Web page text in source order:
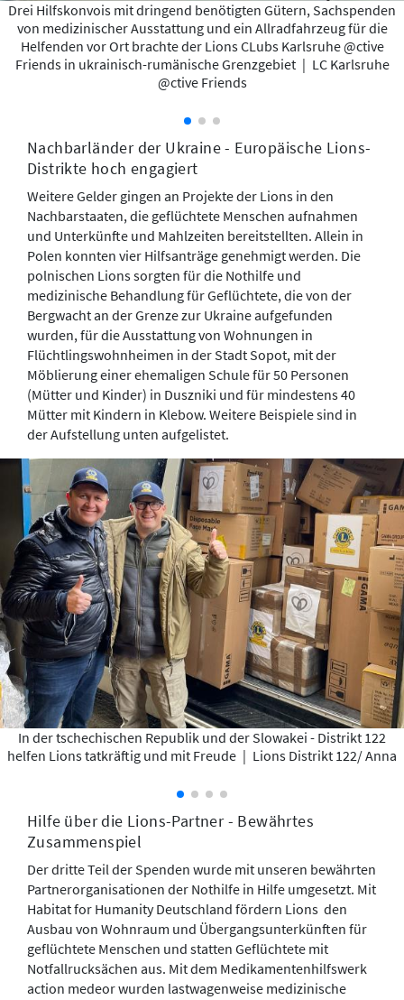
Drei Hilfskonvois mit dringend benötigten Gütern, Sachspenden
von medizinischer Ausstattung und ein Allradfahrzeug für die
Helfenden vor Ort brachte der Lions CLubs Karlsruhe @ctive
Friends in ukrainisch-rumänische Grenzgebiet | LC Karlsruhe
@ctive Friends
Nachbarländer der Ukraine - Europäische Lions-
Distrikte hoch engagiert
Weitere Gelder gingen an Projekte der Lions in den
Nachbarstaaten, die geflüchtete Menschen aufnahmen
und Unterkünfte und Mahlzeiten bereitstellten. Allein in
Polen konnten vier Hilfsanträge genehmigt werden. Die
polnischen Lions sorgten für die Nothilfe und
medizinische Behandlung für Geflüchtete, die von der
Bergwacht an der Grenze zur Ukraine aufgefunden
wurden, für die Ausstattung von Wohnungen in
Flüchtlingswohnheimen in der Stadt Sopot, mit der
Möblierung einer ehemaligen Schule für 50 Personen
(Mütter und Kinder) in Duszniki und für mindestens 40
Mütter mit Kindern in Klebow. Weitere Beispiele sind in
der Aufstellung unten aufgelistet.
In der tschechischen Republik und der Slowakei - Distrikt 122
helfen Lions tatkräftig und mit Freude | Lions Distrikt 122/ Anna
Hilfe über die Lions-Partner - Bewährtes
Zusammenspiel
Der dritte Teil der Spenden wurde mit unseren bewährten
Partnerorganisationen der Nothilfe in Hilfe umgesetzt. Mit
Habitat for Humanity Deutschland fördern Lions den
Ausbau von Wohnraum und Übergangsunterkünften für
geflüchtete Menschen und statten Geflüchtete mit
Notfallrucksächen aus. Mit dem Medikamentenhilfswerk
action medeor wurden lastwagenweise medizinische